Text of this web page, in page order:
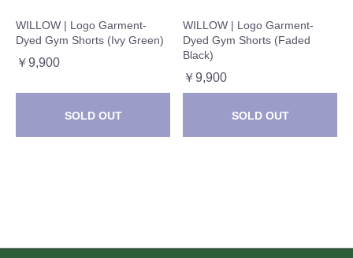
WILLOW | Logo Garment-
Dyed Gym Shorts (Ivy Green)
￥9,900
SOLD OUT
WILLOW | Logo Garment-
Dyed Gym Shorts (Faded
Black)
￥9,900
SOLD OUT